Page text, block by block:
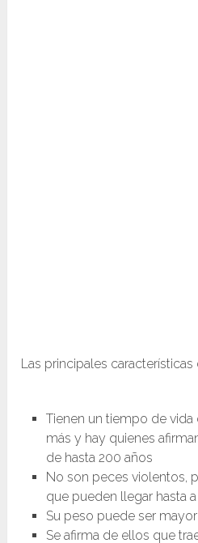
Las principales
Tienen un tiempo de
más y hay quienes
de hasta 200 años
No son peces violentos,
que pueden llegar hasta
Su peso puede ser
Se afirma de ellos que